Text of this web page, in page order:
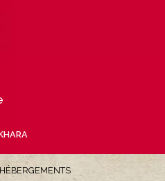
HÉBERGEMENTS